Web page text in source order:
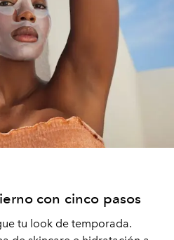
con cinco pasos
tu look de temporada.